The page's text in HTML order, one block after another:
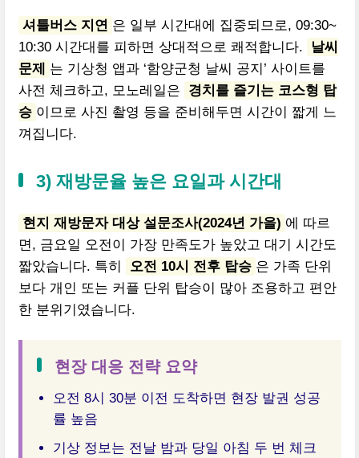
셔틀버스 지연 은 일부 시간대에 집중되므로, 09:30~
10:30 시간대를 피하면 상대적으로 쾌적합니다.
날씨
문제
는 기상청 앱과 ‘함양군청 날씨 공지’ 사이트를
사전 체크하고, 모노레일은
경치를 즐기는 코스형 탑
승 이므로 사진 촬영 등을 준비해두면 시간이 짧게 느
껴집니다.
3) 재방문율 높은 요일과 시간대
현지 재방문자 대상 설문조사(2024년 가을) 에 따르
면, 금요일 오전이 가장 만족도가 높았고 대기 시간도
짧았습니다. 특히
오전 10시 전후 탑승 은 가족 단위
보다 개인 또는 커플 단위 탑승이 많아 조용하고 편안
한 분위기였습니다.
현장 대응 전략 요약
오전 8시 30분 이전 도착하면 현장 발권 성공
률 높음
기상 정보는 전날 밤과 당일 아침 두 번 체크